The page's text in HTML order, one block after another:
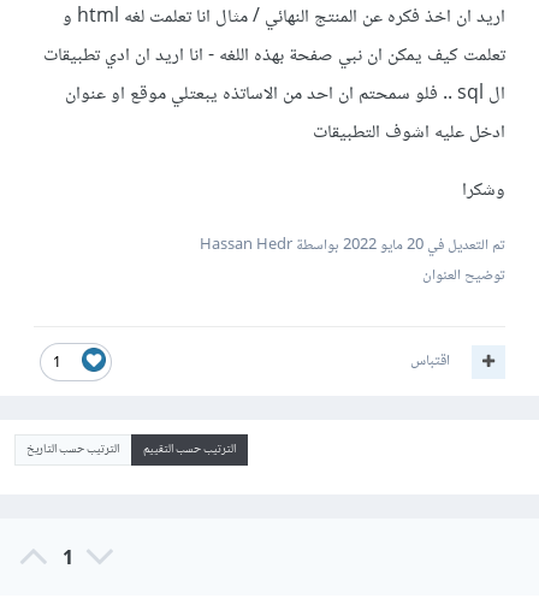
اريد ان اخذ فكره عن المنتج النهائي / مثال انا تعلمت لغه html و
تعلمت كيف يمكن ان نبي صفحة بهذه اللغه - انا اريد ان ادي تطبيقات
ال sql .. فلو سمحتم ان احد من الاساتذه يبعتلي موقع او عنوان
ادخل عليه اشوف التطبيقات
وشكرا
تم التعديل في20 مايو 2022
بواسطة Hassan Hedr
توضيح العنوان
1 اقتباس
الترتيب حسب التقييم الترتيب حسب التاريخ
1